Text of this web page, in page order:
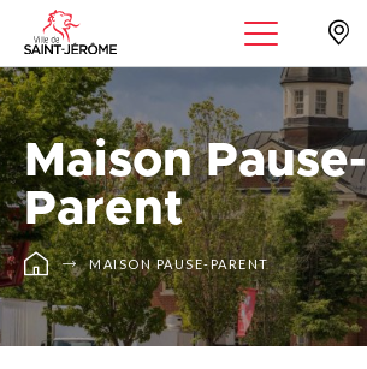
Maison Pause-
Parent
MAISON PAUSE-PARENT